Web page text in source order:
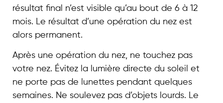
résultat final n’est visible qu’au bout de 6 à 12
mois. Le résultat d’une opération du nez est
alors permanent.
Après une opération du nez, ne touchez pas
votre nez. Évitez la lumière directe du soleil et
ne porte pas de lunettes pendant quelques
semaines. Ne soulevez pas d’objets lourds. Le